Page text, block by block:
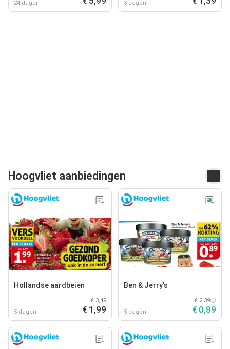
24 dagen 3 dagen
Hoogvliet aanbiedingen
Hollandse aardbeien
5 dagen
€ 3,49
€ 1,99
Ben & Jerry's
5 dagen
€ 2,39
€ 0,89